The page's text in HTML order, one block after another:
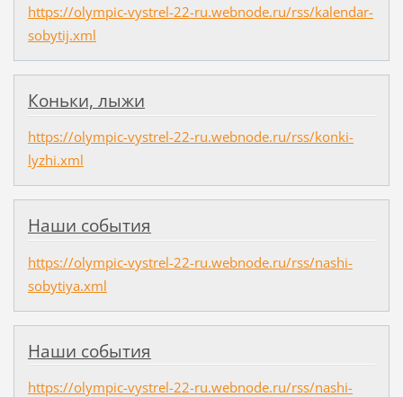
https://olympic-vystrel-22-ru.webnode.ru/rss/kalendar-
sobytij.xml
Коньки, лыжи
https://olympic-vystrel-22-ru.webnode.ru/rss/konki-
lyzhi.xml
Наши события
https://olympic-vystrel-22-ru.webnode.ru/rss/nashi-
sobytiya.xml
Наши события
https://olympic-vystrel-22-ru.webnode.ru/rss/nashi-